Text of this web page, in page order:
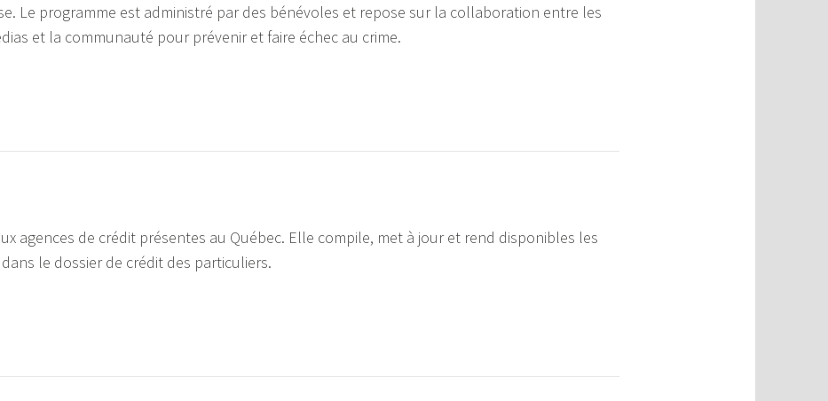
Le programme est administré par des bénévoles et repose sur la collaboration entre les
et la communauté pour prévenir et faire échec au crime.
agences de crédit présentes au Québec. Elle compile, met à jour et rend disponibles les
le dossier de crédit des particuliers.